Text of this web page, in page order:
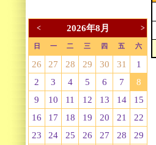
< 2026年8月 >
日 一 二 三 四 五 六
26 27 28 29 30 31
1
2
3 4 5 6 7
8
9
10 11 12 13 14
15
16
17 18 19 20 21
22
23
24 25 26 27 28
29